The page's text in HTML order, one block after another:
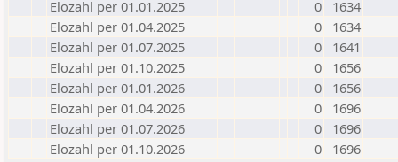
Elozahl per 01.01.2025
0
1634
Elozahl per 01.04.2025
0
1634
Elozahl per 01.07.2025
0
1641
Elozahl per 01.10.2025
0
1656
Elozahl per 01.01.2026
0
1656
Elozahl per 01.04.2026
0
1696
Elozahl per 01.07.2026
0
1696
Elozahl per 01.10.2026
0 1696